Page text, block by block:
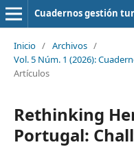
Cuadernos gestión
Inicio / Archivos /
Vol. 5 Núm. 1 (2026):
Artículos
Rethinking
Portugal: